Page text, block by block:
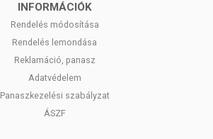
INFORMÁCIÓK
Rendelés módosítása
Rendelés lemondása
Reklamáció, panasz
Adatvédelem
Panaszkezelési szabályzat
ÁSZF